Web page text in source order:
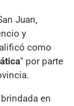
Juan,
y
como
" por parte
en